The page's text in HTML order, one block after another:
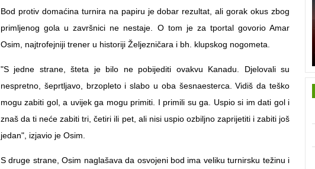
Bod protiv domaćina turnira na papiru je dobar rezultat, ali gorak okus zbog
primljenog gola u završnici ne nestaje. O tom je za tportal govorio Amar
Osim, najtrofejniji trener u historiji Željezničara i bh. klupskog nogometa.
"S jedne strane, šteta je bilo ne pobijediti ovakvu Kanadu. Djelovali su
nespretno, šeprtljavo, brzopleto i slabo u oba šesnaesterca. Vidiš da teško
mogu zabiti gol, a uvijek ga mogu primiti. I primili su ga. Uspio si im dati gol i
znaš da ti neće zabiti tri, četiri ili pet, ali nisi uspio ozbiljno zaprijetiti i zabiti još
jedan", izjavio je Osim.
S druge strane, Osim naglašava da osvojeni bod ima veliku turnirsku težinu i